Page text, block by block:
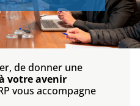
de donner une
votre avenir
vous accompagne